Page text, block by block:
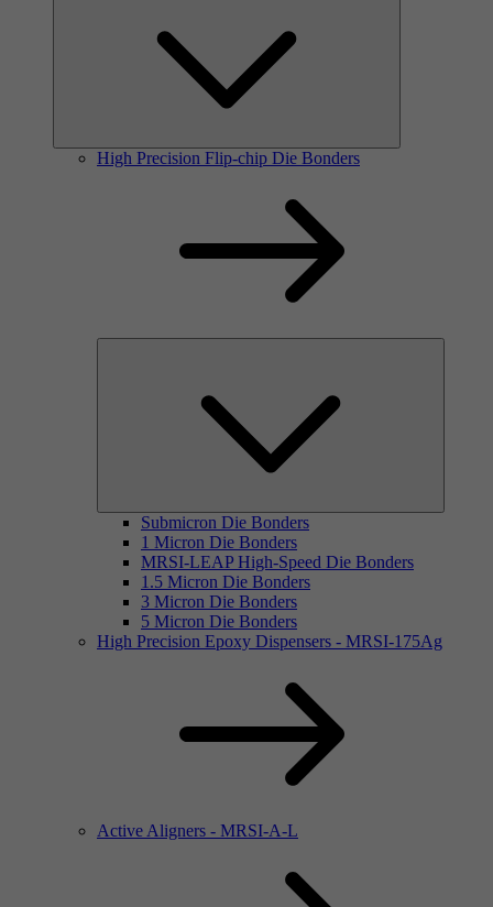
High Precision Flip-chip Die Bonders
Submicron Die Bonders
1 Micron Die Bonders
MRSI-LEAP High-Speed Die Bonders
1.5 Micron Die Bonders
3 Micron Die Bonders
5 Micron Die Bonders
High Precision Epoxy Dispensers - MRSI-175Ag
Active Aligners - MRSI-A-L